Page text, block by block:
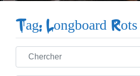
Tag: Longboard Rots
Chercher